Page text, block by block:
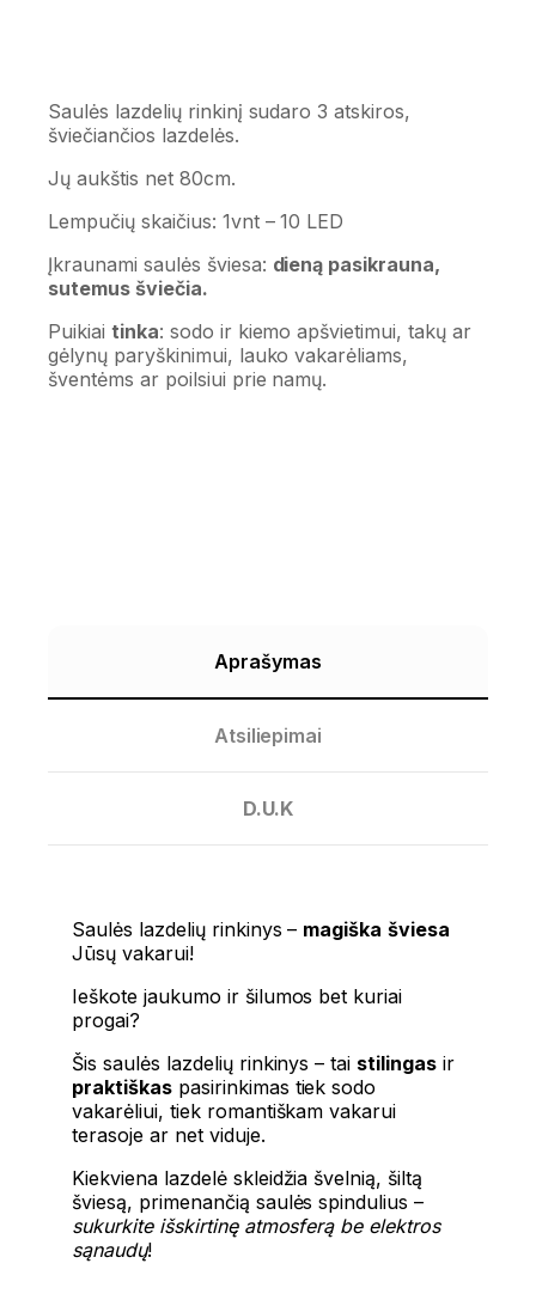
Saulės lazdelių rinkinį sudaro 3 atskiros,
šviečiančios lazdelės.
Jų aukštis net 80cm.
Lempučių skaičius: 1vnt – 10 LED
Įkraunami saulės šviesa: dieną pasikrauna,
sutemus šviečia.
Puikiai tinka: sodo ir kiemo apšvietimui, takų ar
gėlynų paryškinimui, lauko vakarėliams,
šventėms ar poilsiui prie namų.
Aprašymas
Atsiliepimai
D.U.K
Saulės lazdelių rinkinys – magiška šviesa
Jūsų vakarui!
Ieškote jaukumo ir šilumos bet kuriai
progai?
Šis saulės lazdelių rinkinys – tai stilingas ir
praktiškaspasirinkimas tiek sodo
vakarėliui, tiek romantiškam vakarui
terasoje ar net viduje.
Kiekviena lazdelė skleidžia švelnią, šiltą
šviesą, primenančią saulės spindulius –
sukurkite išskirtinę atmosferą be elektros
sąnaudų!